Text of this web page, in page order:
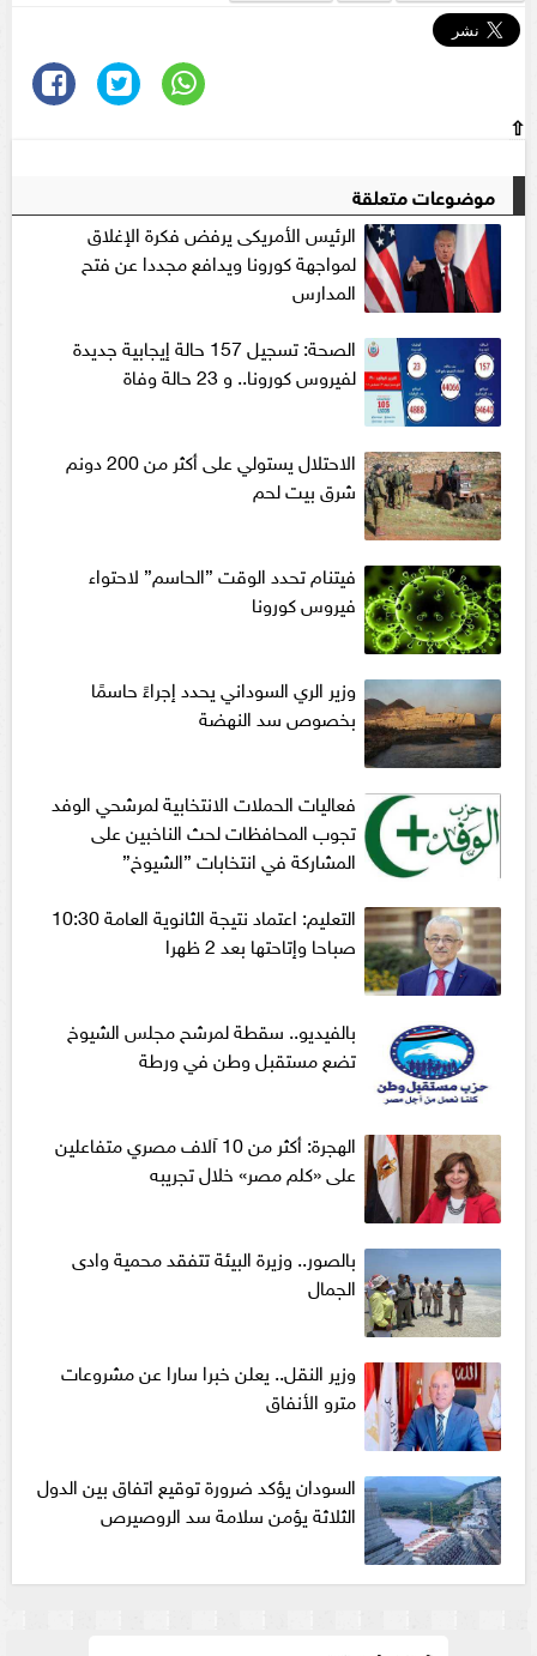
⇧
موضوعات متعلقة
الرئيس الأمريكى يرفض فكرة الإغلاق
لمواجهة كورونا ويدافع مجددا عن فتح
المدارس
الصحة: تسجيل 157 حالة إيجابية جديدة
لفيروس كورونا.. و 23 حالة وفاة
الاحتلال يستولي على أكثر من 200 دونم
شرق بيت لحم
فيتنام تحدد الوقت ”الحاسم” لاحتواء
فيروس كورونا
وزير الري السوداني يحدد إجراءً حاسمًا
بخصوص سد النهضة
فعاليات الحملات الانتخابية لمرشحي الوفد
تجوب المحافظات لحث الناخبين على
المشاركة في انتخابات ”الشيوخ”
التعليم: اعتماد نتيجة الثانوية العامة 10:30
صباحا وإتاحتها بعد 2 ظهرا
بالفيديو.. سقطة لمرشح مجلس الشيوخ
تضع مستقبل وطن في ورطة
الهجرة: أكثر من 10 آلاف مصري متفاعلين
على «كلم مصر» خلال تجريبه
بالصور.. وزيرة البيئة تتفقد محمية وادى
الجمال
وزير النقل.. يعلن خبرا سارا عن مشروعات
مترو الأنفاق
السودان يؤكد ضرورة توقيع اتفاق بين الدول
الثلاثة يؤمن سلامة سد الروصيرص